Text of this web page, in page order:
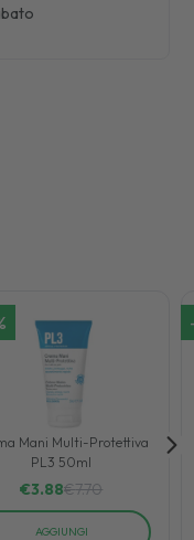
Mani Multi-Protettiva
PL3 50ml
€3.88€7.70
AGGIUNGI